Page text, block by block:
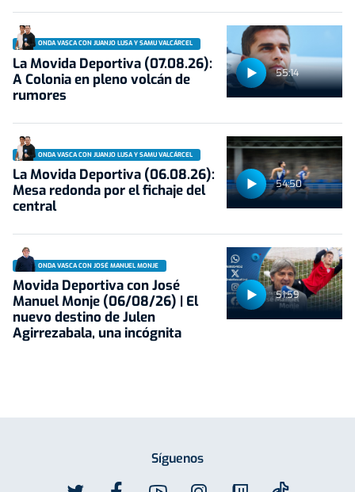
55:14
ONDA VASCA CON JUANJO LUSA Y SAMU VALCÁRCEL
La Movida Deportiva (07.08.26):
A Colonia en pleno volcán de
rumores
54:50
ONDA VASCA CON JUANJO LUSA Y SAMU VALCÁRCEL
La Movida Deportiva (06.08.26):
Mesa redonda por el fichaje del
central
51:59
ONDA VASCA CON JOSÉ MANUEL MONJE
Movida Deportiva con José
Manuel Monje (06/08/26) | El
nuevo destino de Julen
Agirrezabala, una incógnita
Síguenos